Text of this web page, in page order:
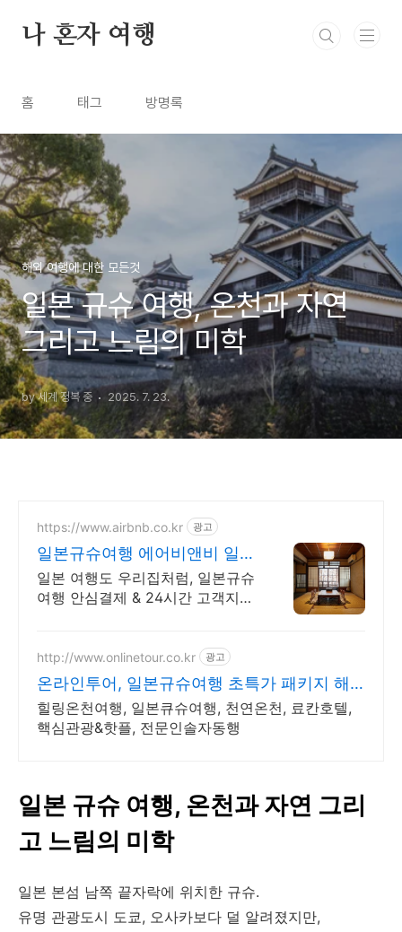
나 혼자 여행
홈 태그 방명록
해외 여행에 대한 모든것
일본 규슈 여행, 온천과 자연
그리고 느림의 미학
by 세계 정복 중 2025. 7. 23.
https://www.airbnb.co.kr 광고
일본규슈여행 에어비앤비 일본
여행도 우리집처럼
일본 여행도 우리집처럼, 일본규슈
여행 안심결제 & 24시간 고객지원!
만나보세요.
http://www.onlinetour.co.kr 광고
온라인투어, 일본규슈여행 초특가 패키지 해
외여행!
힐링온천여행, 일본큐슈여행, 천연온천, 료칸호텔,
핵심관광&핫플, 전문인솔자동행
일본 규슈 여행, 온천과 자연 그리
고 느림의 미학
일본 본섬 남쪽 끝자락에 위치한 규슈.
유명 관광도시 도쿄, 오사카보다 덜 알려졌지만,